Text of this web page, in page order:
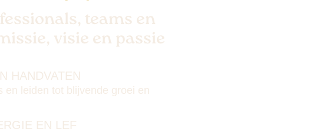
teams en
visie en passie
HANDVATEN
en leiden tot blijvende groei en
EN LEF